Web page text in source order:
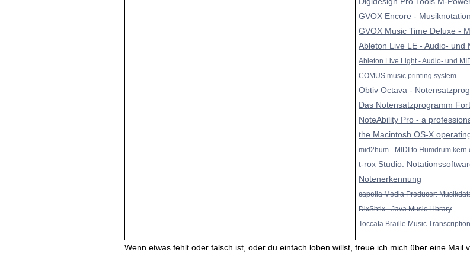
GVOX Encore -
GVOX Music Time Deluxe -
Ableton Live LE - Audio- und
Ableton Live Light - Audio- und
COMUS music printing system
Obtiv Octava -
Das Notensatzprogramm
NoteAbility Pro - a
the Macintosh OS-X
mid2hum - MIDI to Humdrum kern
t-rox Studio:
Notenerkennung
capella Media Producer:
DixShtix - Java Music Library
Toccata Braille Music
Wenn etwas fehlt oder falsch ist, oder du einfach loben willst, freue ich mich über eine Mail